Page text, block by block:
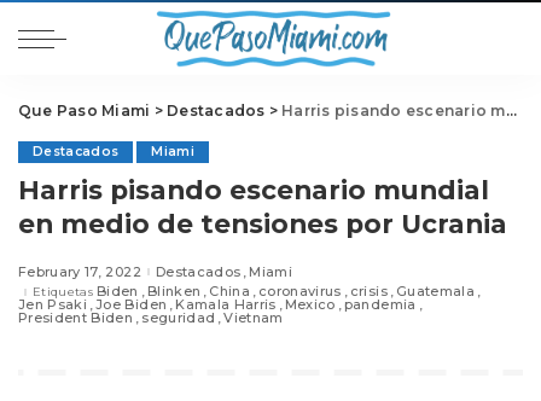
Que Paso Miami > Destacados > Harris pisando escenario mundial en medio de tensiones por Ucrania
Destacados Miami
Harris pisando escenario mundial
en medio de tensiones por Ucrania
February 17, 2022 Destacados Miami
Etiquetas Biden Blinken China coronavirus crisis Guatemala
Jen Psaki Joe Biden Kamala Harris Mexico pandemia
President Biden seguridad Vietnam